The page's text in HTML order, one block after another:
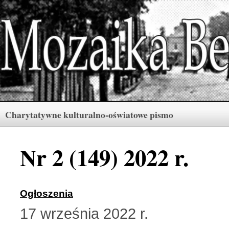
Charytatywne kulturalno-oświatowe pismo
Rubryki
Berdyczów w kronikach
Numery
1 (164) 2026 r. (10)
Menu
Polski informator
Nr 2 (149) 2022 r.
Ogłoszenia
17 września 2022 r.